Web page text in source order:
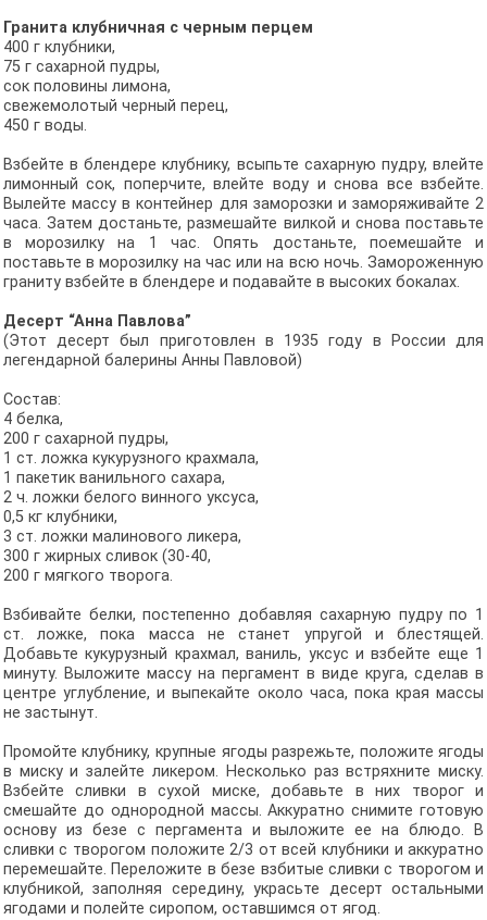
Гранита клубничная с черным перцем
400 г клубники,
75 г сахарной пудры,
сок половины лимона,
свежемолотый черный перец,
450 г воды.
Взбейте в блендере клубнику, всыпьте сахарную пудру, влейте
лимонный сок, поперчите, влейте воду и снова все взбейте.
Вылейте массу в контейнер для заморозки и заморяживайте 2
часа. Затем достаньте, размешайте вилкой и снова поставьте
в морозилку на 1 час. Опять достаньте, поемешайте и
поставьте в морозилку на час или на всю ночь. Замороженную
граниту взбейте в блендере и подавайте в высоких бокалах.
Десерт “Анна Павлова”
(Этот десерт был приготовлен в 1935 году в России для
легендарной балерины Анны Павловой)
Состав:
4 белка,
200 г сахарной пудры,
1 ст. ложка кукурузного крахмала,
1 пакетик ванильного сахара,
2 ч. ложки белого винного уксуса,
0,5 кг клубники,
3 ст. ложки малинового ликера,
300 г жирных сливок (30-40,
200 г мягкого творога.
Взбивайте белки, постепенно добавляя сахарную пудру по 1
ст. ложке, пока масса не станет упругой и блестящей.
Добавьте кукурузный крахмал, ваниль, уксус и взбейте еще 1
минуту. Выложите массу на пергамент в виде круга, сделав в
центре углубление, и выпекайте около часа, пока края массы
не застынут.
Промойте клубнику, крупные ягоды разрежьте, положите ягоды
в миску и залейте ликером. Несколько раз встряхните миску.
Взбейте сливки в сухой миске, добавьте в них творог и
смешайте до однородной массы. Аккуратно снимите готовую
основу из безе с пергамента и выложите ее на блюдо. В
сливки с творогом положите 2/3 от всей клубники и аккуратно
перемешайте. Переложите в безе взбитые сливки с творогом и
клубникой, заполняя середину, украсьте десерт остальными
ягодами и полейте сиропом, оставшимся от ягод.